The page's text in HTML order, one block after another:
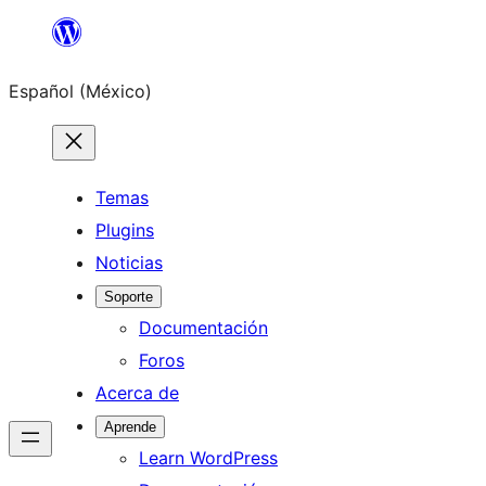
Saltar
contenido
Español (México)
Temas
Plugins
Noticias
Soporte
Documentación
Foros
Acerca de
Aprende
Learn WordPress